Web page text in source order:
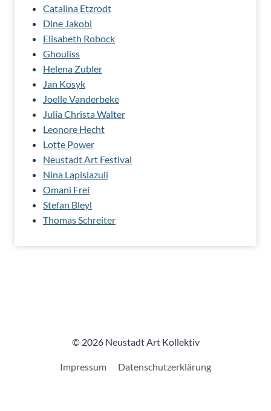
Catalina Etzrodt
Dine Jakobi
Elisabeth Robock
Ghouliss
Helena Zubler
Jan Kosyk
Joelle Vanderbeke
Julia Christa Walter
Leonore Hecht
Lotte Power
Neustadt Art Festival
Nina Lapislazuli
Omani Frei
Stefan Bleyl
Thomas Schreiter
© 2026 Neustadt Art Kollektiv
Impressum Datenschutzerklärung